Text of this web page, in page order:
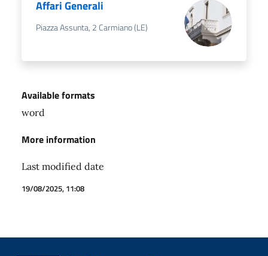
Affari Generali
Piazza Assunta, 2 Carmiano (LE)
Available formats
word
More information
Last modified date
19/08/2025, 11:08